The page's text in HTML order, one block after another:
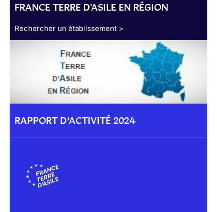
FRANCE TERRE D'ASILE EN RÉGION
Rechercher un établissement >
RAPPORT D’ACTIVITÉ 2024